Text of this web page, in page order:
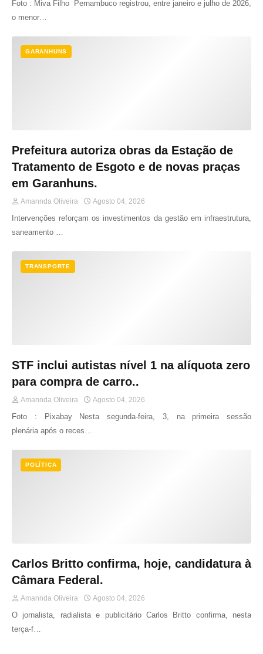
Foto : Miva Filho Pernambuco registrou, entre janeiro e julho de 2026,
o menor…
GARANHUNS
Prefeitura autoriza obras da Estação de
Tratamento de Esgoto e de novas praças
em Garanhuns.
Amannda Oliveira Agosto 04, 2026
Intervenções reforçam os investimentos da gestão em infraestrutura,
saneamento …
TRANSPORTE
STF inclui autistas nível 1 na alíquota zero
para compra de carro..
Amannda Oliveira Agosto 04, 2026
Foto : Pixabay Nesta segunda-feira, 3, na primeira sessão
plenária após o reces…
POLÍTICA
Carlos Britto confirma, hoje, candidatura à
Câmara Federal.
Amannda Oliveira Agosto 04, 2026
O jornalista, radialista e publicitário Carlos Britto confirma, nesta
terça-f…